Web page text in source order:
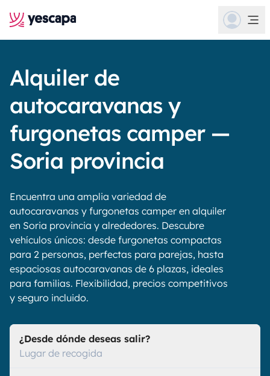
Alquiler de
autocaravanas y
furgonetas camper —
Soria provincia
Encuentra una amplia variedad de
autocaravanas y furgonetas camper en alquiler
en Soria provincia y alrededores. Descubre
vehículos únicos: desde furgonetas compactas
para 2 personas, perfectas para parejas, hasta
espaciosas autocaravanas de 6 plazas, ideales
para familias. Flexibilidad, precios competitivos
y seguro incluido.
¿Desde dónde deseas salir?
Lugar de recogida